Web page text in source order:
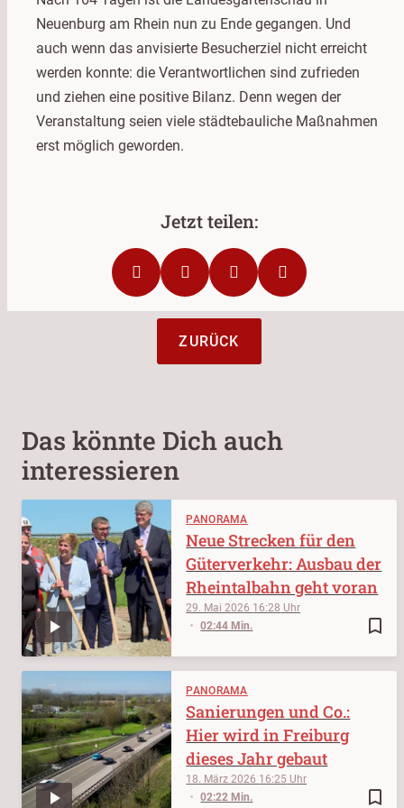
Neuenburg am Rhein nun zu Ende gegangen. Und
auch wenn das anvisierte Besucherziel nicht erreicht
werden konnte: die Verantwortlichen sind zufrieden
und ziehen eine positive Bilanz. Denn wegen der
Veranstaltung seien viele städtebauliche Maßnahmen
erst möglich geworden.
ZURÜCK
Das könnte Dich auch
interessieren
PANORAMA
bookmark_border
29. Mai 2026 16:28
02:44 Min.
Neue Strecken für den
Güterverkehr: Ausbau der
Rheintalbahn geht voran
PANORAMA
bookmark_border
18. März 2026 16:25
02:22 Min.
Sanierungen und Co.:
Hier wird in Freiburg
dieses Jahr gebaut